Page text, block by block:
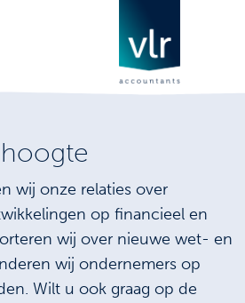
wij onze relaties over
op financieel en
wij over nieuwe wet- en
wij ondernemers op
Wilt u ook graag op de